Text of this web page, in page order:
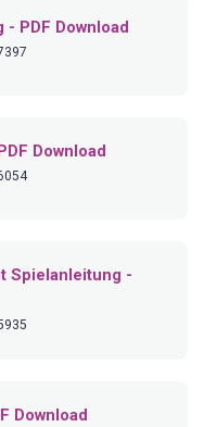
PDF Download
Download
Spielanleitung -
Download